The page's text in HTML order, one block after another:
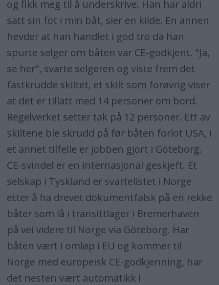
og fikk meg til å underskrive. Han har aldri
satt sin fot i min båt, sier en kilde. En annen
hevder at han handlet i god tro da han
spurte selger om båten var CE-godkjent. "Ja,
se her", svarte selgeren og viste frem det
fastkrudde skiltet, et skilt som forøvrig viser
at det er tillatt med 14 personer om bord.
Regelverket setter tak på 12 personer. Ett av
skiltene ble skrudd på før båten forlot USA, i
et annet tilfelle er jobben gjort i Göteborg.
CE-svindel er en internasjonal geskjeft. Et
selskap i Tyskland er svartelistet i Norge
etter å ha drevet dokumentfalsk på en rekke
båter som lå i transittlager i Bremerhaven
på vei videre til Norge via Göteborg. Har
båten vært i omløp i EU og kommer til
Norge med europeisk CE-godkjenning, har
det nesten vært automatikk i